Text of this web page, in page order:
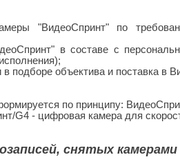
"ВидеоСпринт" по
в составе с
в подборе объектива и поставка в
по принципу:
G4 - цифровая камера для
снятых